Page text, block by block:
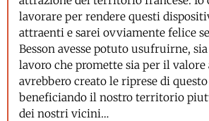
lavorare per rendere questi
attraenti e sarei ovviamente felice
Besson avesse potuto usufruirne,
lavoro che promette sia per il
avrebbero creato le riprese di
beneficiando il nostro territorio
dei nostri vicini…